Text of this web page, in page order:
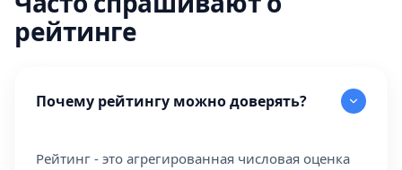
рейтинге
Почему рейтингу можно доверять?
Рейтинг - это агрегированная числовая оценка